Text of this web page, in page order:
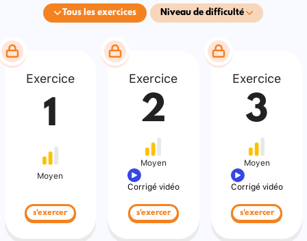
Tous les exercices Niveau de difficulté
Exercice
1
Moyen
s'exercer
Exercice
2
Moyen
Corrigé vidéo
s'exercer
Exercice
3
Moyen
Corrigé vidéo
s'exercer